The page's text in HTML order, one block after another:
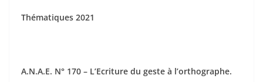
Thématiques 2021
A.N.A.E. N° 170 – L’Ecriture du geste à l’orthographe.